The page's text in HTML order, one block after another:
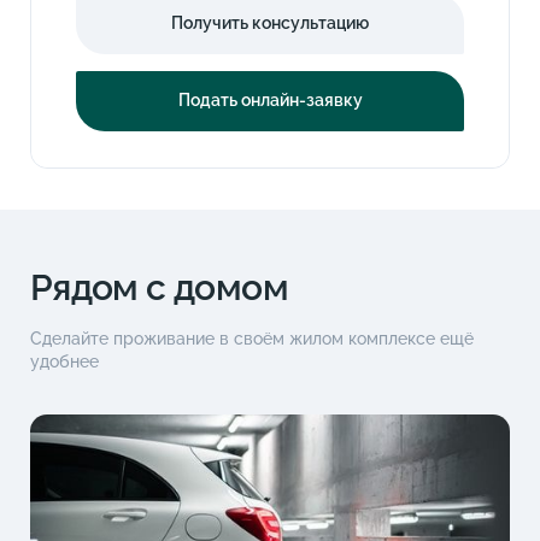
Получить консультацию
Подать онлайн-заявку
Рядом с домом
Сделайте проживание в своём жилом комплексе ещё
удобнее